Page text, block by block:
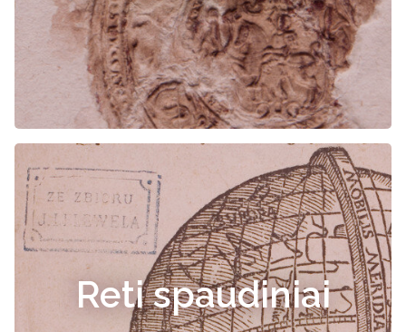
Reti spaudiniai